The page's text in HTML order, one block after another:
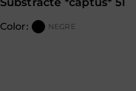
Color: NEGRE